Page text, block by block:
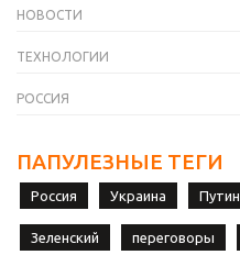
НОВОСТИ
ТЕХНОЛОГИИ
РОССИЯ
ПАПУЛЕЗНЫЕ ТЕГИ
Россия Украина Путин
Зеленский переговоры